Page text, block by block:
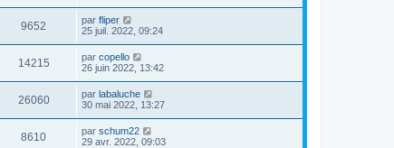
9652 par fliper
25 juil. 2022, 09:24
14215 par copello
26 juin 2022, 13:42
26060 par labaluche
30 mai 2022, 13:27
8610 par schum22
29 avr. 2022, 09:03